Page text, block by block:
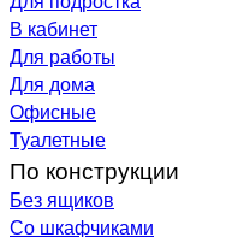
В кабинет
Для работы
Для дома
Офисные
Туалетные
По конструкции
Без ящиков
Со шкафчиками